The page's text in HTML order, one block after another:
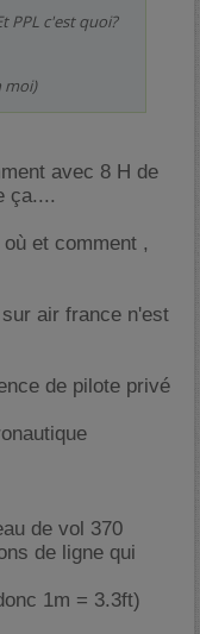
PPL c'est quoi?
moi)
avec 8 H de
ça....
et comment ,
air france n'est
de pilote privé
de vol 370
de ligne qui
1m = 3.3ft)